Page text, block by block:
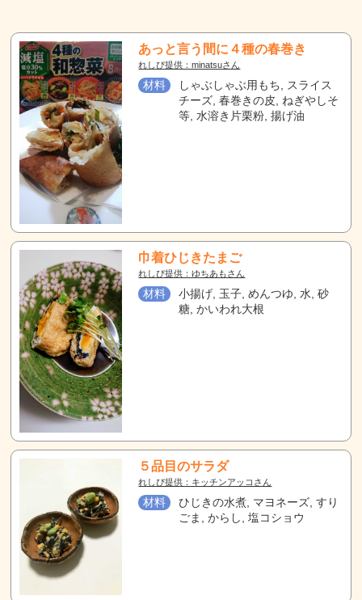
あっと言う間に４種の春巻き
れしぴ提供：minatsuさん
材料
しゃぶしゃぶ用もち, スライス
チーズ, 春巻きの皮, ねぎやしそ
等, 水溶き片栗粉, 揚げ油
巾着ひじきたまご
れしぴ提供：ゆちあもさん
材料
小揚げ, 玉子, めんつゆ, 水, 砂
糖, かいわれ大根
５品目のサラダ
れしぴ提供：キッチンアッコさん
材料
ひじきの水煮, マヨネーズ, すり
ごま, からし, 塩コショウ